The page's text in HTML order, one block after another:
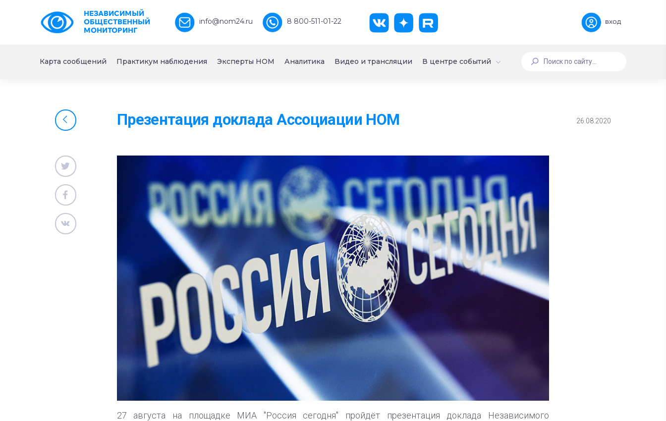
НЕЗАВИСИМЫЙ
ОБЩЕСТВЕННЫЙ
МОНИТОРИНГ
info@nom24.ru 8 800-511-01-22 вход
Карта сообщений Практикум наблюдения Эксперты НОМ Аналитика Видео и трансляции В центре событий
Презентация доклада Ассоциации НОМ 26.08.2020
27 августа на площадке МИА "Россия сегодня" пройдёт презентация доклада Независимого